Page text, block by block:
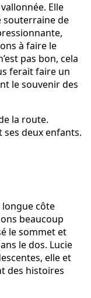
Elle
souterraine de
à faire le
pas bon, cela
ferait faire un
le souvenir des
la route.
ses deux enfants.
longue côte
beaucoup
le sommet et
le dos. Lucie
elle et
des histoires